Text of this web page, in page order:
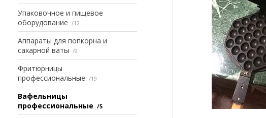
Упаковочное и пищевое
оборудование
12
Аппараты для попкорна и
сахарной ваты
9
Фритюрницы
профессиональные
19
Вафельницы
профессиональные
5